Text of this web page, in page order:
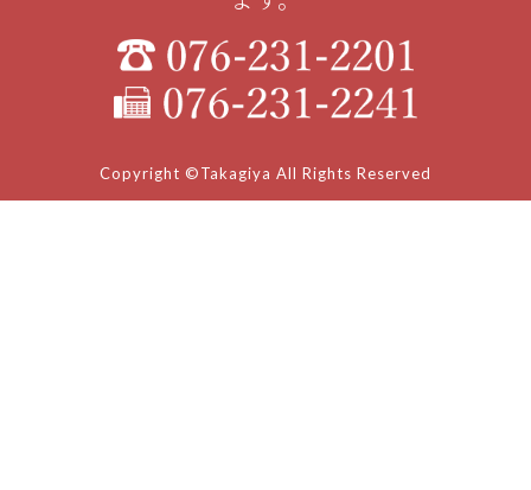
Copyright ©Takagiya All Rights Reserved